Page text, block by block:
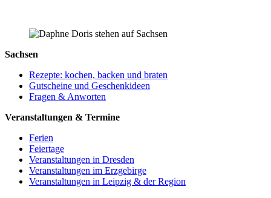
Sachsen
Rezepte: kochen, backen und braten
Gutscheine und Geschenkideen
Fragen & Anworten
Veranstaltungen & Termine
Ferien
Feiertage
Veranstaltungen in Dresden
Veranstaltungen im Erzgebirge
Veranstaltungen in Leipzig & der Region